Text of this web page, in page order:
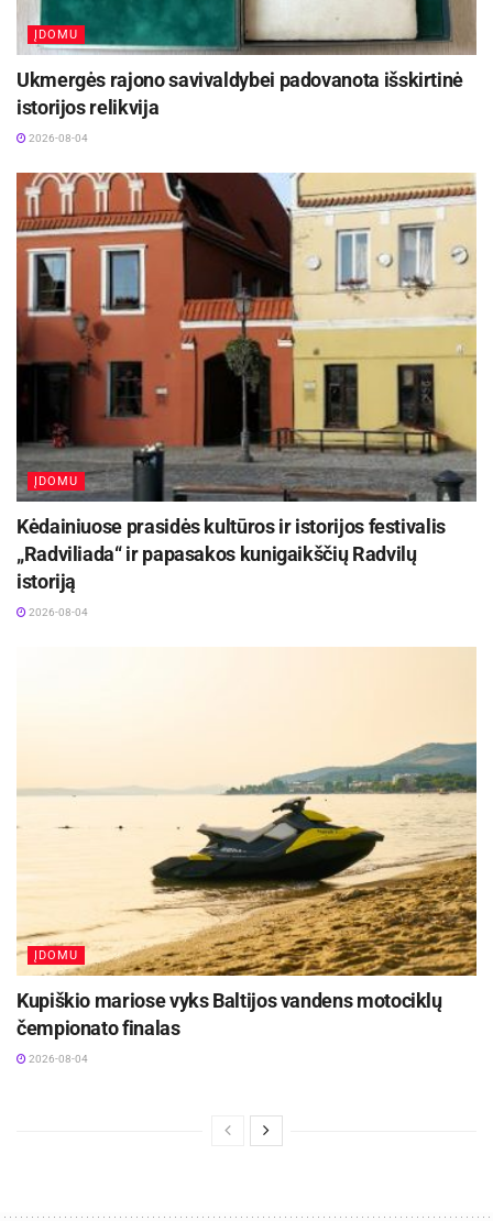
ĮDOMU
Ukmergės rajono savivaldybei padovanota išskirtinė
istorijos relikvija
2026-08-04
ĮDOMU
Kėdainiuose prasidės kultūros ir istorijos festivalis
„Radviliada“ ir papasakos kunigaikščių Radvilų
istoriją
2026-08-04
ĮDOMU
Kupiškio mariose vyks Baltijos vandens motociklų
čempionato finalas
2026-08-04